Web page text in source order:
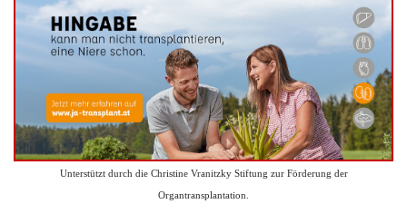
Unterstützt durch die Christine Vranitzky Stiftung zur Förderung der
Organtransplantation.